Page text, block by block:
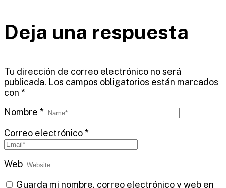
Deja una respuesta
Tu dirección de correo electrónico no será
publicada. Los campos obligatorios están marcados
con *
Nombre *
Correo electrónico*
Web
Guarda mi nombre, correo electrónico y web en